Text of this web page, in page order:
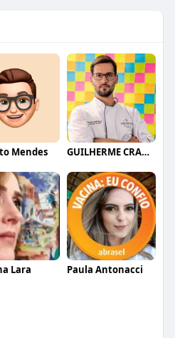
Mendes GUILHERME CRAMER BALLE
Lara Paula Antonacci